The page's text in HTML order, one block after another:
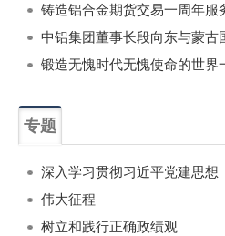
铸造铝合金期货交易一周年服
专题
深入学习贯彻习近平党建思想
伟大征程
树立和践行正确政绩观